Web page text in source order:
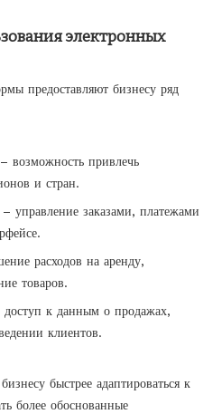
электронных
предоставляют бизнесу ряд
– возможность привлечь
и стран.
– управление заказами, платежами
расходов на аренду,
товаров.
доступ к данным о продажах,
клиентов.
быстрее адаптироваться к
более обоснованные